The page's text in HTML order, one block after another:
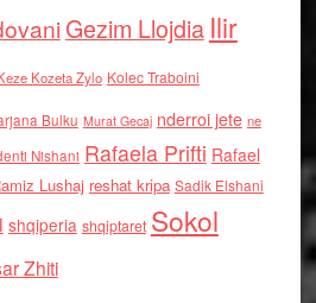
Gezim Llojdia Ilir
Kozeta Zylo Kolec Traboini
Bulku Murat Gecaj nderroi jete ne
Nishani Rafaela Prifti Rafael
Lushaj reshat kripa Sadik Elshani
shqiperia shqiptaret Sokol
Zhiti